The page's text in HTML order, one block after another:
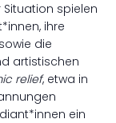
spielen
ihre
die
artistischen
relief, etwa in
ein